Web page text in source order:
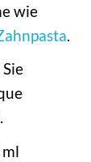
wie